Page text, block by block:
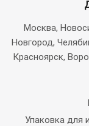
Москва,
Новгород,
Красноярск,
Упаковка для